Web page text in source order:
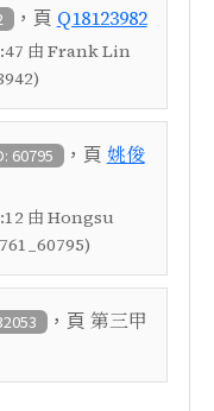
，頁 Q18123982
由 Frank Lin
60795 ，頁 姚俊
由 Hongsu
，頁 第三甲